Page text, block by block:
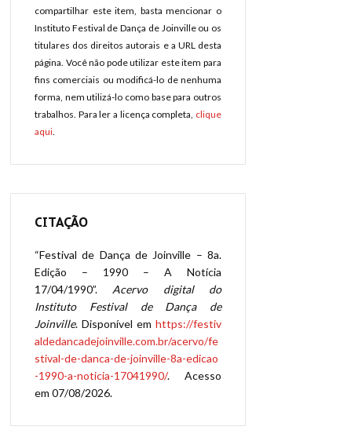
compartilhar este item, basta mencionar o
Instituto Festival de Dança de Joinville ou os
titulares dos direitos autorais e a URL desta
página. Você não pode utilizar este item para
fins comerciais ou modificá-lo de nenhuma
forma, nem utilizá-lo como base para outros
trabalhos. Para ler a licença completa, clique
aqui.
CITAÇÃO
“Festival de Dança de Joinville – 8a.
Edição – 1990 – A Notícia
17/04/1990”. Acervo digital do
Instituto Festival de Dança de
Joinville. Disponível em https://festiv
aldedancadejoinville.com.br/acervo/fe
stival-de-danca-de-joinville-8a-edicao
-1990-a-noticia-17041990/. Acesso
em 07/08/2026.